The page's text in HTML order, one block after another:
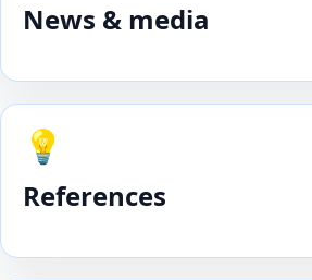
News & media
💡
References